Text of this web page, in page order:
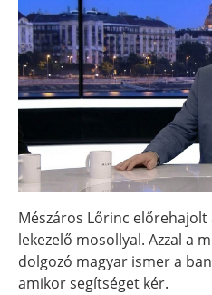
Mészáros Lőrinc előrehajolt
lekezelő mosollyal. Azzal a
dolgozó magyar ismer a
amikor segítséget kér.